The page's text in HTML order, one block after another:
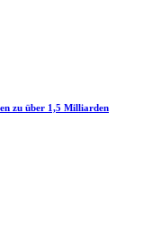
zu über 1,5 Milliarden